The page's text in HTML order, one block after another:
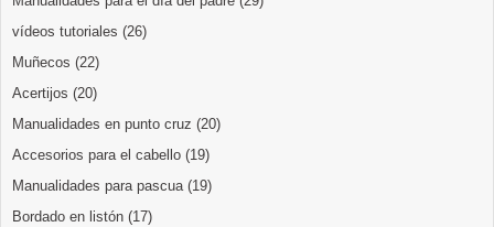
vídeos tutoriales (26)
Muñecos (22)
Acertijos (20)
Manualidades en punto cruz (20)
Accesorios para el cabello (19)
Manualidades para pascua (19)
Bordado en listón (17)